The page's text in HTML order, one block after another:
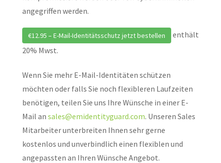
angegriffen werden.
€12.95 – E-Mail-Identitätsschutz jetzt bestellen
enthält
20% Mwst.
Wenn Sie mehr E-Mail-Identitäten schützen
möchten oder falls Sie noch flexibleren Laufzeiten
benötigen, teilen Sie uns Ihre Wünsche in einer E-
Mail an sales@emidentityguard.com. Unseren Sales
Mitarbeiter unterbreiten Ihnen sehr gerne
kostenlos und unverbindlich einen flexiblen und
angepassten an Ihren Wünsche Angebot.